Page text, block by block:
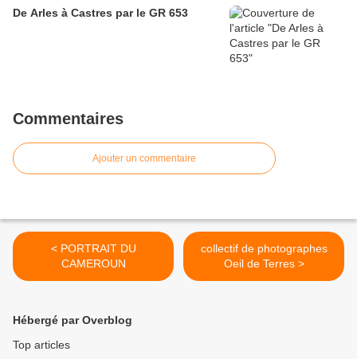
De Arles à Castres par le GR 653
Commentaires
Ajouter un commentaire
< PORTRAIT DU
CAMEROUN
collectif de photographes
Oeil de Terres >
Hébergé par Overblog
Top articles